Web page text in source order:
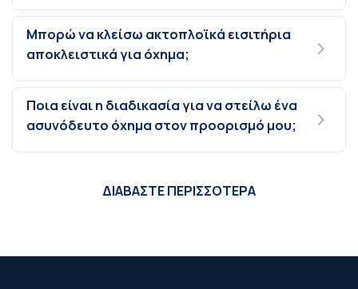
Μπορώ να κλείσω ακτοπλοϊκά εισιτήρια
αποκλειστικά για όχημα;
Ποια είναι η διαδικασία για να στείλω ένα
ασυνόδευτο όχημα στον προορισμό μου;
ΔΙΑΒΑΣΤΕ ΠΕΡΙΣΣΟΤΕΡΑ